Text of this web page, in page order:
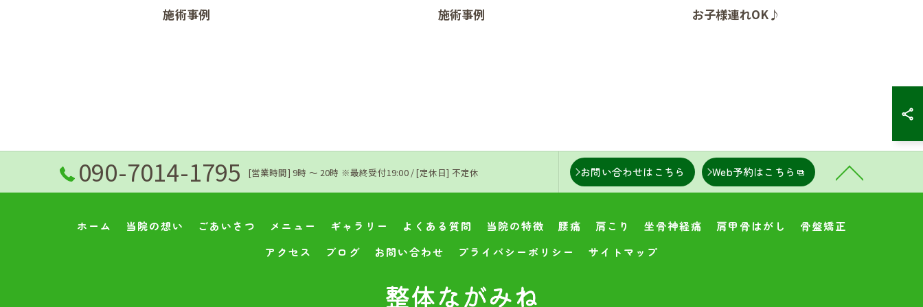
施術事例 施術事例 お子様連れOK♪
090-7014-1795 [営業時間] 9時 〜 20時 ※最終受付19:00 / [定休日] 不定休 お問い合わせはこちら Web予約はこちら
ホーム 当院の想い ごあいさつ メニュー ギャラリー よくある質問 当院の特徴 腰痛 肩こり 坐骨神経痛 肩甲骨はがし
骨盤矯正
アクセス
ブログ お問い合わせ プライバシーポリシー サイトマップ